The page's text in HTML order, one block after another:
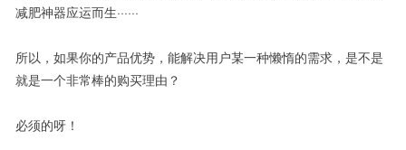
减肥神器应运而生······
所以，如果你的产品优势，能解决用户某一种懒惰的需求，是不是
就是一个非常棒的购买理由？
必须的呀！